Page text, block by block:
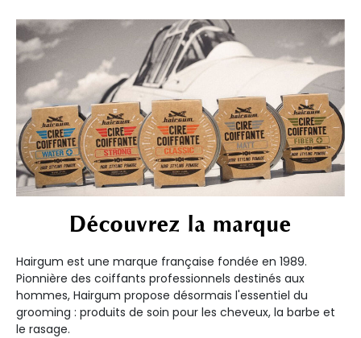
Découvrez la marque
Hairgum est une marque française fondée en 1989.
Pionnière des coiffants professionnels destinés aux
hommes, Hairgum propose désormais l'essentiel du
grooming : produits de soin pour les cheveux, la barbe et
le rasage.